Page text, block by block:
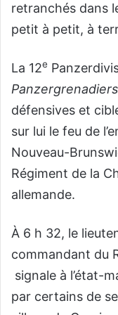
retranchés dans
petit à petit, à
La 12e
Panzergrenadiers
défensives et
sur lui le feu de
Nouveau-
Régiment de la
allemande.
À 6 h 32, le
commandant du
signale à l’état-
par certains de